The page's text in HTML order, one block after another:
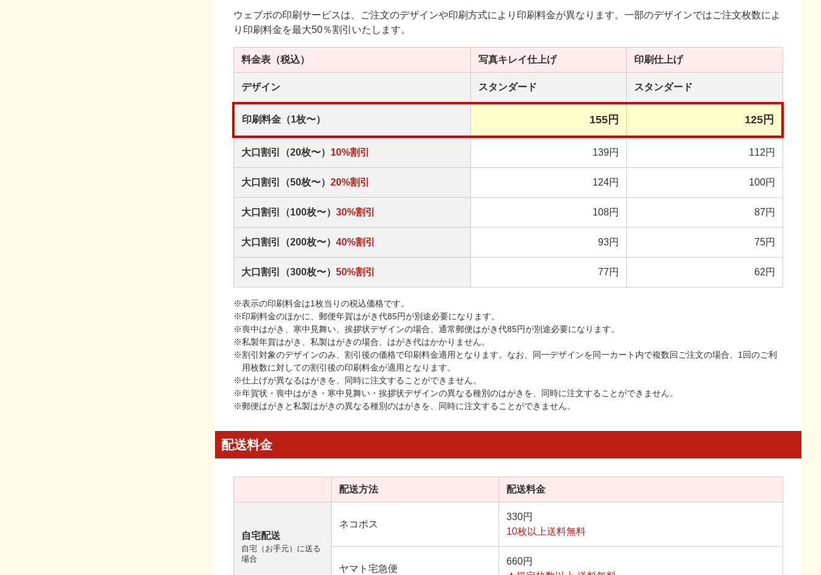
ウェブポの印刷サービスは、ご注文のデザインや印刷方式により印刷料金が異なります。一部のデザインではご注文枚数によ
り印刷料金を最大50％割引いたします。
料金表 （税込） 写真キレイ仕上げ 印刷仕上げ
デザイン スタンダード スタンダード
印刷料金（1枚〜） 155円 125円
大口割引（20枚〜） 10%割引 139円 112円
大口割引（50枚〜） 20%割引 124円 100円
大口割引（100枚〜） 30%割引 108円 87円
大口割引（200枚〜） 40%割引 93円 75円
大口割引（300枚〜） 50%割引 77円 62円
※表示の印刷料金は1枚当りの税込価格です。
※印刷料金のほかに、郵便年賀はがき代85円が別途必要になります。
※喪中はがき、寒中見舞い、挨拶状デザインの場合、通常郵便はがき代85円が別途必要になります。
※私製年賀はがき、私製はがきの場合、はがき代はかかりません。
※割引対象のデザインのみ、割引後の価格で印刷料金適用となります。なお、同一デザインを同一カート内で複数回ご注文の場合、1回のご利
用枚数に対しての割引後の印刷料金が適用となります。
※仕上げが異なるはがきを、同時に注文することができません。
※年賀状・喪中はがき・寒中見舞い・挨拶状デザインの異なる種別のはがきを、同時に注文することができません。
※郵便はがきと私製はがきの異なる種別のはがきを、同時に注文することができません。
配送料金
配送方法 配送料金
自宅配送
自宅（お手元）に送る
場合
ネコポス
330円
10枚以上送料無料
ヤマト宅急便
660円